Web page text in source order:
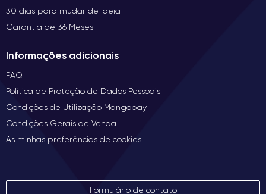
30 dias para mudar de ideia
Garantia de 36 Meses
Informações adicionais
FAQ
Política de Proteção de Dados Pessoais
Condições de Utilização Mangopay
Condições Gerais de Venda
As minhas preferências de cookies
Formulário de contato